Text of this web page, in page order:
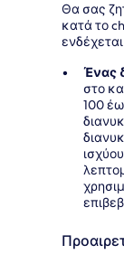
Θα σας
κατά το
Ένας
στο
100